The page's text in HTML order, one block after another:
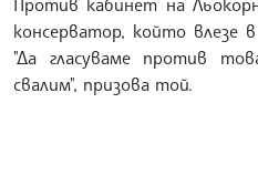
консерватор, който влезе
"Да гласуваме против
свалим", призова той.